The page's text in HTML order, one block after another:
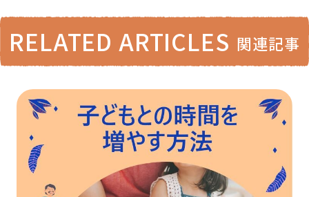
RELATED ARTICLES 関連記事